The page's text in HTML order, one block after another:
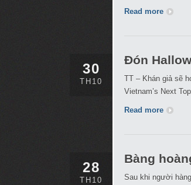
Read more
30
TH10
Đón
TT – Khán giả sẽ
Vietnam’s Next
Read more
28
TH10
Bàng
Sau khi người